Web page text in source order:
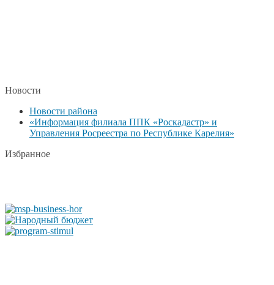
Новости
Новости района
«Информация филиала ППК «Роскадастр» и
Управления Росреестра по Республике Карелия»
Избранное